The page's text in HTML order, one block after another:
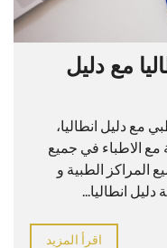
مع دليل
مع دليل انطاليا،
مع الاطباء في جميع
المراكز الطبية و
انطاليا...
اقرأ المزيد